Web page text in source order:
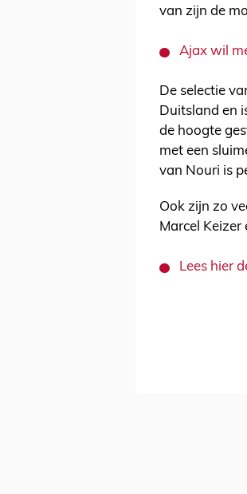
van zijn de
Ajax wil
De selectie
Duitsland en
de hoogte
met een
van Nouri is
Ook zijn zo
Marcel
Lees hier